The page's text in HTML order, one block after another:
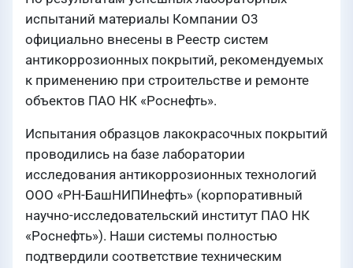
испытаний материалы Компании О3
официально внесены в Реестр систем
антикоррозионных покрытий, рекомендуемых
к применению при строительстве и ремонте
объектов ПАО НК «Роснефть».
Испытания образцов лакокрасочных покрытий
проводились на базе лаборатории
исследования антикоррозионных технологий
ООО «РН-БашНИПИнефть» (корпоративный
научно-исследовательский институт ПАО НК
«Роснефть»). Наши системы полностью
подтвердили соответствие техническим